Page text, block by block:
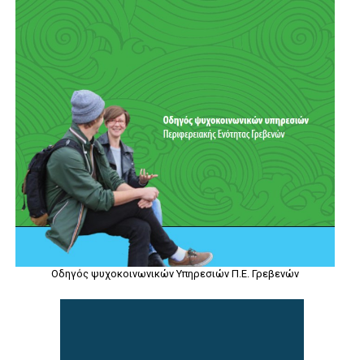
Οδηγός ψυχοκοινωνικών Υπηρεσιών Π.Ε. Γρεβενών